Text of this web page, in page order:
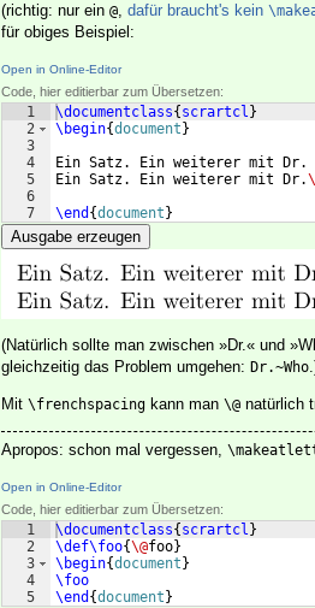
(richtig: nur ein @, dafür braucht's kein
für obiges Beispiel:
Open in Online-Editor
Code, hier editierbar zum Übersetzen:
1
2
3
4
5
6
7
\documentclass{ scrartcl }
\begin{document }
Ein Satz. Ein weiterer mit Dr.
Ein Satz. Ein weiterer mit Dr.
\end {document }
Ausgabe erzeugen
(Natürlich sollte man zwischen »Dr.« und
gleichzeitig das Problem umgehen: Dr.~Who
Mit \frenchspacing kann man \@ natürlich
Apropos: schon mal vergessen,
Open in Online-Editor
Code, hier editierbar zum Übersetzen:
1
2
3
4
5
\documentclass{ scrartcl }
\def\foo{\@foo}
\begin{document }
\foo
\end {document }